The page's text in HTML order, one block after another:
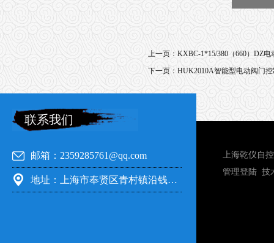
上一页： KXBC-1*15/380（660）DZ
下一页： HUK2010A智能型电动阀门
联系我们
邮箱：2359285761@qq.com
地址：上海市奉贤区青村镇沿钱公路351号
上海乾仪自
管理登陆 技